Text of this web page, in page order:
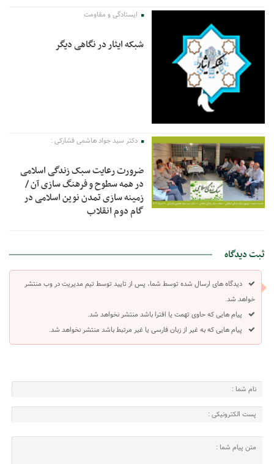
ایستادگی و مقاومت
شبکه ایثار در نگاهی دیگر
دکتر سید جواد هاشمی فشارکی :
ضرورت رعایت سبک زندگی اسلامی
در همه سطوح و فرهنگ سازی آن /
زمینه سازی تمدن نوین اسلامی در
گام دوم انقلاب
ثبت دیدگاه
دیدگاه های ارسال شده توسط شما، پس از تایید توسط تیم مدیریت در وب منتشر
خواهد شد.
پیام هایی که حاوی تهمت یا افترا باشد منتشر نخواهد شد.
پیام هایی که به غیر از زبان فارسی یا غیر مرتبط باشد منتشر نخواهد شد.